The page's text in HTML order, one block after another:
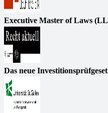
Executive Master of Laws
Das neue